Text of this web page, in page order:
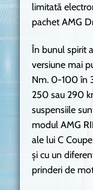
limitată
pachet AMG
În bunul spirit
versiune mai
Nm. 0-100 în
250 sau 290
suspensiile
modul AMG
ale lui C
și cu un
prinderi de